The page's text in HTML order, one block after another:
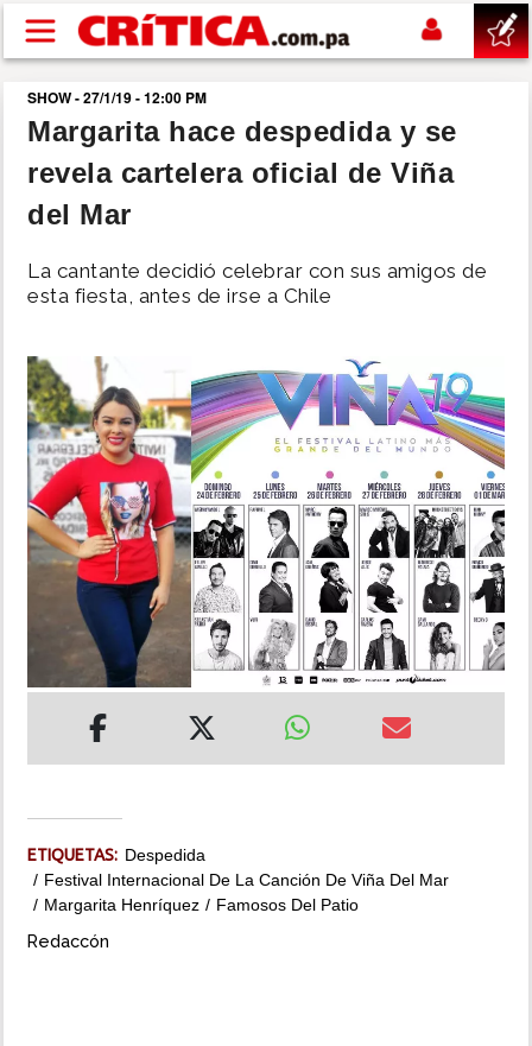
Pasar al contenido principal
buscar
SUCESOS
POLÍTICA
SHOW
DEPORTES
MUNDO
INSÓLITAS
MULTIMEDIA
SHOW - 27/1/19 - 12:00 PM
Margarita hace despedida y se
revela cartelera oficial de Viña
del Mar
La cantante decidió celebrar con sus amigos de
esta fiesta, antes de irse a Chile
ETIQUETAS: Despedida
Festival Internacional De La Canción De Viña Del Mar
Margarita Henríquez
Famosos Del Patio
Redaccón